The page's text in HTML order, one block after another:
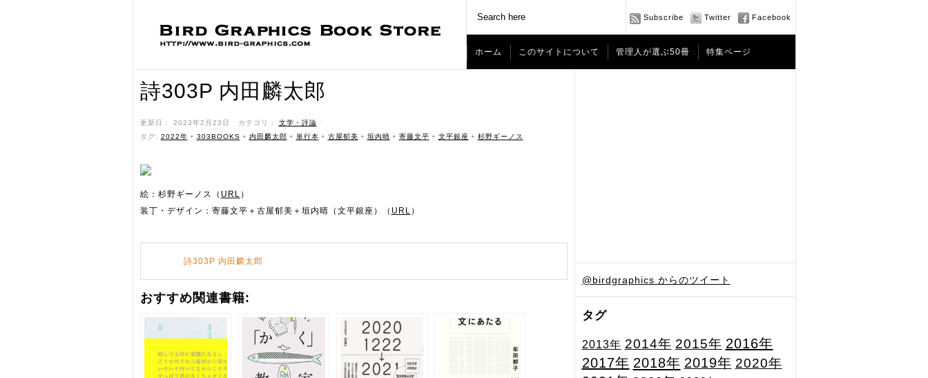
Subscribe Twitter Facebook
ホーム このサイトについて 管理人が選ぶ50冊 特集ページ
@birdgraphics からのツイート
タグ
2013年 2014年 2015年 2016年
2017年 2018年 2019年 2020年
詩303P 内田麟太郎
更新日： 2023年2月23日 ˑ カテゴリ： 文学・評論 ˑ
タグ: 2022年 • 303BOOKS • 内田麟太郎 • 単行本 • 古屋郁美 • 垣内晴 • 寄藤文平 • 文平銀座 • 杉野ギーノス
絵：杉野ギーノス（ URL ）
装丁・デザイン：寄藤文平＋古屋郁美＋垣内晴（文平銀座）（ URL ）
詩303P 内田麟太郎
おすすめ関連書籍: